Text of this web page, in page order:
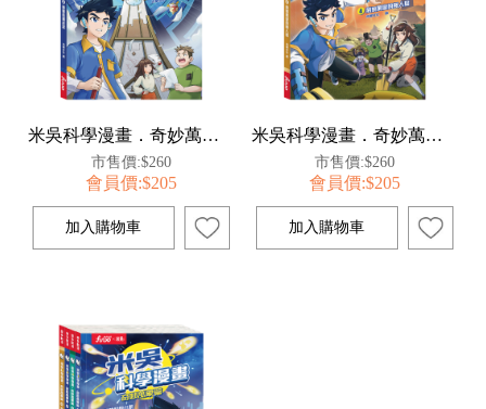
米吳科學漫畫．奇妙萬象篇(3):衝破結構迷宮
市售價:$260
會員價:$205
米吳科學漫畫．奇妙萬象篇(4):氣象萬變的無人島
市售價:$260
會員價:$205